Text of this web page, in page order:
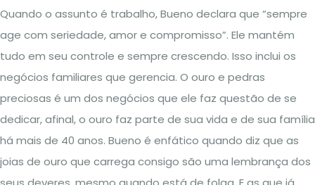
Quando o assunto é trabalho, Bueno declara que “sempre
age com seriedade, amor e compromisso”. Ele mantém
tudo em seu controle e sempre crescendo. Isso inclui os
negócios familiares que gerencia. O ouro e pedras
preciosas é um dos negócios que ele faz questão de se
dedicar, afinal, o ouro faz parte de sua vida e de sua família
há mais de 40 anos. Bueno é enfático quando diz que as
joias de ouro que carrega consigo são uma lembrança dos